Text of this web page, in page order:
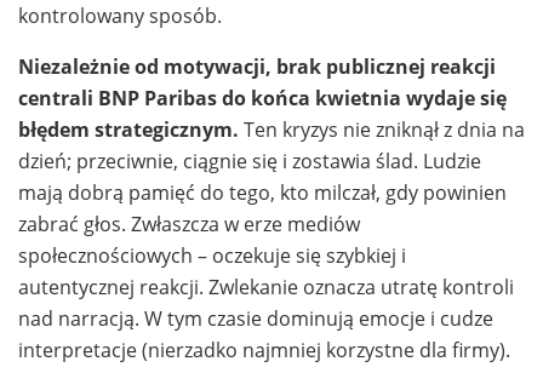
kontrolowany sposób.
Niezależnie od motywacji, brak publicznej reakcji
centrali BNP Paribas do końca kwietnia wydaje się
błędem strategicznym. Ten kryzys nie zniknął z dnia na
dzień; przeciwnie, ciągnie się i zostawia ślad. Ludzie
mają dobrą pamięć do tego, kto milczał, gdy powinien
zabrać głos. Zwłaszcza w erze mediów
społecznościowych – oczekuje się szybkiej i
autentycznej reakcji. Zwlekanie oznacza utratę kontroli
nad narracją. W tym czasie dominują emocje i cudze
interpretacje (nierzadko najmniej korzystne dla firmy).